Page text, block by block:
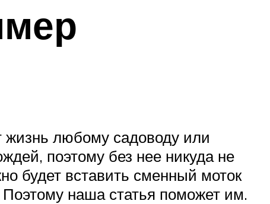
жизнь любому садоводу или
поэтому без нее никуда не
будет вставить сменный моток
Поэтому наша статья поможет им.